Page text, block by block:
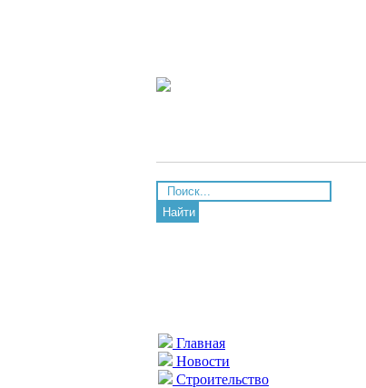
Найти
Главная
Новости
Строительство